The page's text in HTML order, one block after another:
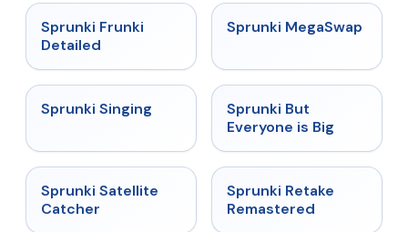
★
Sprunki Frunki
Detailed
★ 4.5
Sprunki MegaSwap
★
Sprunki Singing
Sprunki But
Everyone is Big
★ 4.4
Sprunki Satellite
Catcher
Sprunki Retake
Remastered